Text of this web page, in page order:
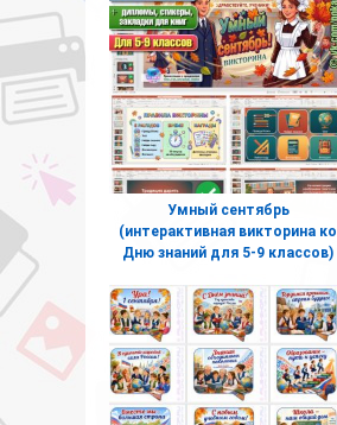
Умный сентябрь
(интерактивная викторина ко
Дню знаний для 5-9 классов)